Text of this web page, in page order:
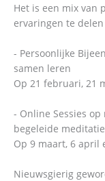
Het is een mix van
ervaringen te
- Persoonlijke
samen leren
Op 21 februari, 21
- Online Sessies
begeleide
Op 9 maart, 6 april
Nieuwsgierig